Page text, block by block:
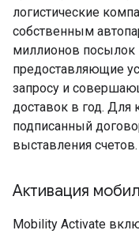
логистические
собственным
миллионов посылок
предоставляющие
запросу и
доставок в год. Для
подписанный
выставления счетов.
Активация
Mobility Activate